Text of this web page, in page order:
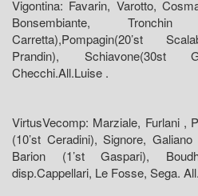
Vigontina: Favarin, Varotto,
Bonsembiante, Tronchin
Carretta),Pompagin(20’st
Prandin),
Checchi.All.Luise .
VirtusVecomp: Marziale, Furlani ,
(10’st Ceradini), Signore,
Barion (1’st Gaspari),
disp.Cappellari, Le Fosse, Sega.